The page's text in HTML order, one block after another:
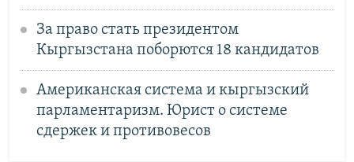
За право стать президентом
Кыргызстана поборются 18 кандидатов
Американская система и кыргызский
парламентаризм. Юрист о системе
сдержек и противовесов